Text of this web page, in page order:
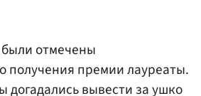
отмечены
получения премии лауреаты.
догадались вывести за ушко